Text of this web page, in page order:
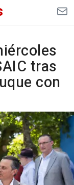
tras
con